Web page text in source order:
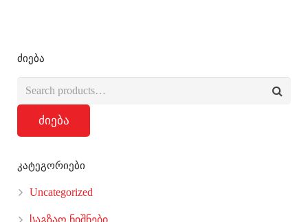
ძიება
ძიება
კატეგორიები
Uncategorized
საგზაო ნიშნები